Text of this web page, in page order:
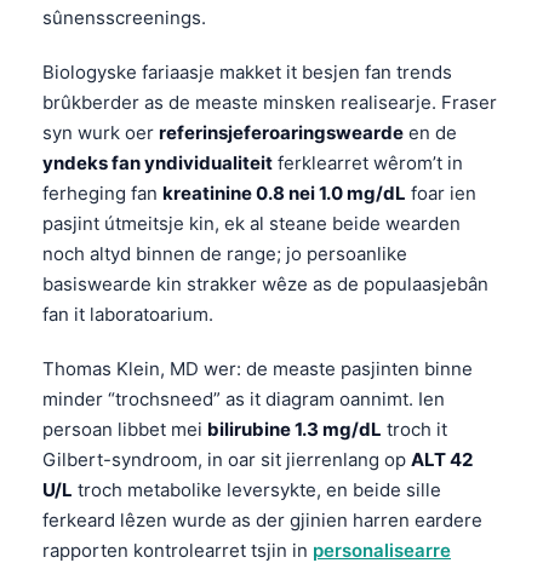
sûnensscreenings.
Biologyske fariaasje makket it besjen fan trends
brûkberder as de measte minsken realisearje. Fraser
syn wurk oer referinsjeferoaringswearde en de
yndeks fan yndividualiteit ferklearret wêrom’t in
ferheging fan kreatinine 0.8 nei 1.0 mg/dL foar ien
pasjint útmeitsje kin, ek al steane beide wearden
noch altyd binnen de range; jo persoanlike
basiswearde kin strakker wêze as de populaasjebân
fan it laboratoarium.
Thomas Klein, MD wer: de measte pasjinten binne
minder “trochsneed” as it diagram oannimt. Ien
persoan libbet mei bilirubine 1.3 mg/dL troch it
Gilbert-syndroom, in oar sit jierrenlang op ALT 42
U/L troch metabolike leversykte, en beide sille
ferkeard lêzen wurde as der gjinien harren eardere
rapporten kontrolearret tsjin in personalisearre
සිංහල
অসমীয়া
Latviešu valoda
Euskara
Gàidhlig
Occitan
العربية المغربية
Afrikaans
Монгол
Basa Jawa